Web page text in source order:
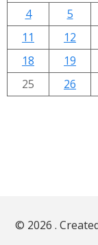
4
5
11
12
18
19
25
26
© 2026 .